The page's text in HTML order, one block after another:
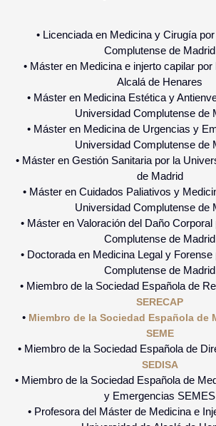
• Licenciada en Medicina y Cirugía
Complutense de Madrid
• Máster en Medicina e injerto capilar
Alcalá de Henares
• Máster en Medicina Estética y
Universidad Complutense de
• Máster en Medicina de Urgencias y
Universidad Complutense de
• Máster en Gestión Sanitaria por la
de Madrid
• Máster en Cuidados Paliativos y
Universidad Complutense de
• Máster en Valoración del Daño
Complutense de Madrid
• Doctorada en Medicina Legal y
Complutense de Madrid
• Miembro de la Sociedad Española de
SERECAP
• Miembro de la Sociedad Española de
SEME
• Miembro de la Sociedad Española de
SEDISA
• Miembro de la Sociedad Española de
y Emergencias SEMES
• Profesora del Máster de Medicina e